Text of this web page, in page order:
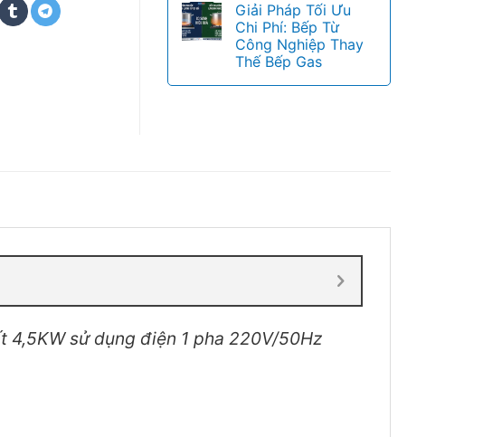
Giải Pháp Tối Ưu
Chi Phí: Bếp Từ
Công Nghiệp Thay
Thế Bếp Gas
sử dụng điện 1 pha 220V/50Hz